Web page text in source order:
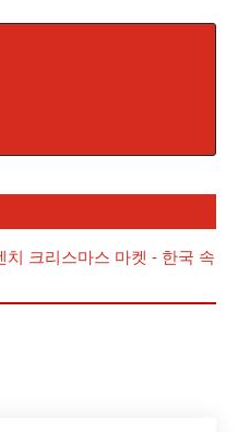
치 크리스마스 마켓 - 한국 속